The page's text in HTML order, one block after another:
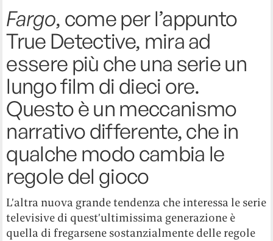
Fargo, come per l’appunto
True Detective, mira ad
essere più che una serie un
lungo film di dieci ore.
Questo è un meccanismo
narrativo differente, che in
qualche modo cambia le
regole del gioco
L’altra nuova grande tendenza che interessa le serie
televisive di quest’ultimissima generazione è
quella di fregarsene sostanzialmente delle regole